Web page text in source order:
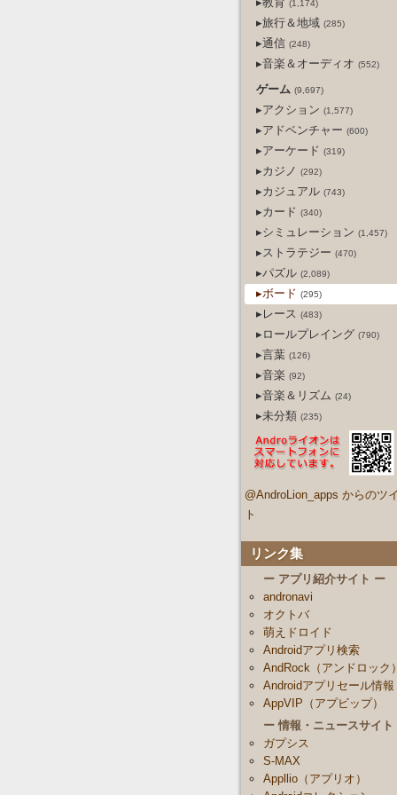
(1,174)
▸旅行＆地域 (285)
▸通信 (248)
▸音楽＆オーディオ (552)
ゲーム (9,697)
▸アクション (1,577)
▸アドベンチャー (600)
▸アーケード (319)
▸カジノ (292)
▸カジュアル (743)
▸カード (340)
▸シミュレーション (1,457)
▸ストラテジー (470)
▸パズル (2,089)
▸ボード (295)
▸レース (483)
▸ロールプレイング (790)
▸言葉 (126)
▸音楽 (92)
▸音楽＆リズム (24)
▸未分類 (235)
@AndroLion_apps からのツ
ト
リンク集
ー アプリ紹介サイト ー
andronavi
オクトバ
萌えドロイド
Androidアプリ検索
AndRock（アンドロック
Androidアプリセール情報
AppVIP（アプビップ）
ー 情報・ニュースサイト
ガプシス
S-MAX
Appllio（アプリオ）